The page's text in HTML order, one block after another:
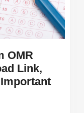
OMR
Link,